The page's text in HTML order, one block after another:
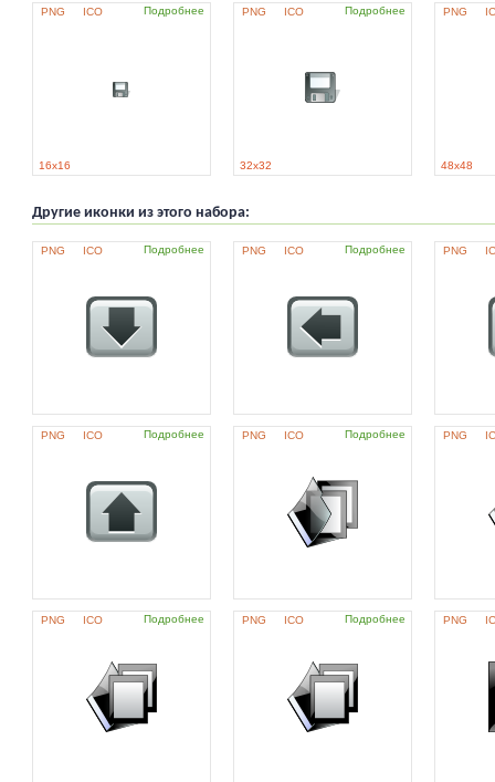
PNG ICO Подробнее
16x16
PNG ICO Подробнее
32x32
PNG
48x48
Другие иконки из этого набора:
PNG ICO Подробнее PNG ICO Подробнее PNG
PNG ICO Подробнее PNG ICO Подробнее PNG
PNG ICO Подробнее PNG ICO Подробнее PNG